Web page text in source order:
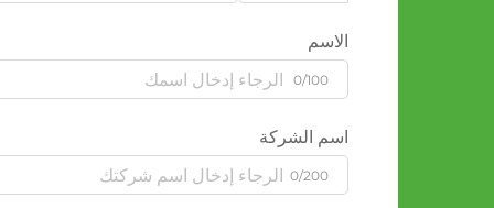
الاسم
0/100
اسم الشركة
0/200